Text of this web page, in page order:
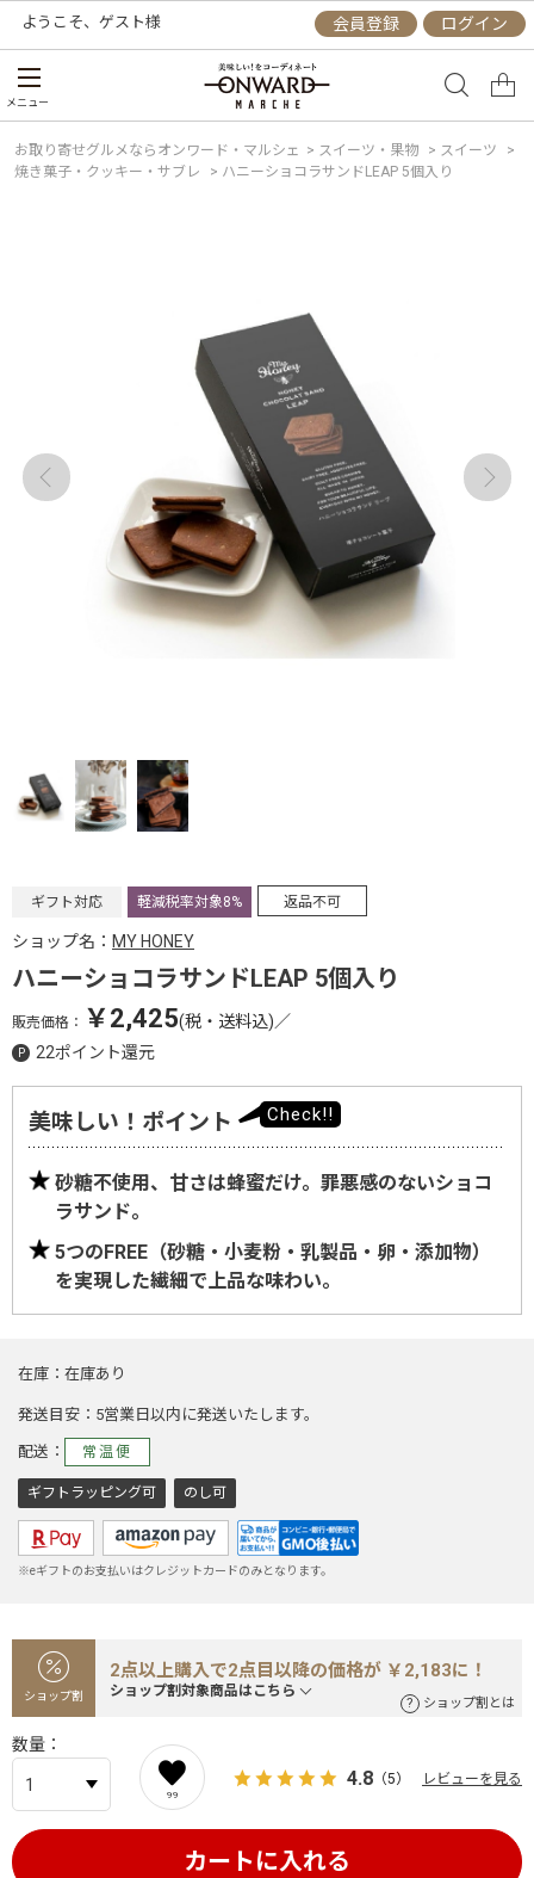
ようこそ、 ゲスト様 会員登録 ログイン
メニュー
お取り寄せグルメならオンワード・マルシェ > スイーツ・果物 > スイーツ
>
焼き菓子・クッキー・サブレ
> ハニーショコラサンドLEAP 5個入り
ギフト対応 軽減税率対象8% 返品不可
ショップ名： MY HONEY
ハニーショコラサンドLEAP 5個入り
販売価格： ￥2,425(税・送料込)／
22ポイント還元
美味しい！ポイント
砂糖不使用、甘さは蜂蜜だけ。罪悪感のないショコ
ラサンド。
5つのFREE（砂糖・小麦粉・乳製品・卵・添加物）
を実現した繊細で上品な味わい。
在庫 在庫あり
発送目安 5営業日以内に発送いたします。
配送 常温便
ギフトラッピング可 のし可
※eギフトのお支払いはクレジットカードのみとなります。
ショップ割
2点以上購入で2点目以降の価格が ￥2,183に！
ショップ割対象商品はこちら
ショップ割とは
数量
99
4.8 （5） レビューを見る
カートに入れる